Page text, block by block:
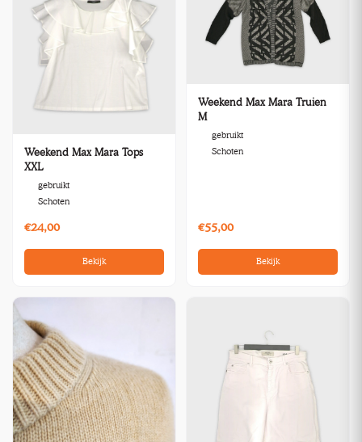
Weekend Max Mara Tops
XXL
gebruikt
Schoten
€24,00
Bekijk
Weekend Max Mara Truien
M
gebruikt
Schoten
€55,00
Bekijk